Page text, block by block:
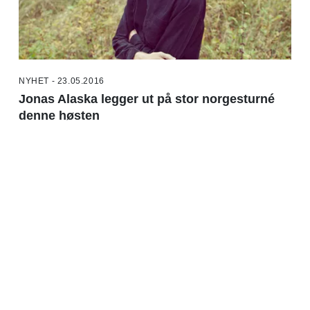
NYHET - 23.05.2016
Jonas Alaska legger ut på stor norgesturné
denne høsten